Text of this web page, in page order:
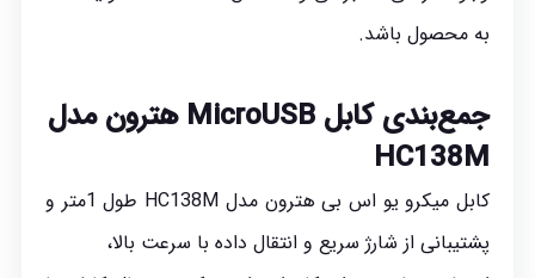
به محصول باشد.
جمع‌بندی کابل MicroUSB هترون مدل
HC138M
کابل میکرو یو اس بی هترون مدل HC138M طول 1متر و
پشتیبانی از شارژ سریع و انتقال داده با سرعت بالا،